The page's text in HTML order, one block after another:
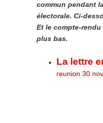
commun pendant
électorale. Ci-
Et le compte-
plus bas.
La lettre
reunion 30